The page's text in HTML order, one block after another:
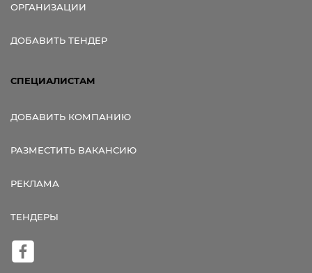
ОРГАНИЗАЦИИ
ДОБАВИТЬ ТЕНДЕР
СПЕЦИАЛИСТАМ
ДОБАВИТЬ КОМПАНИЮ
РАЗМЕСТИТЬ ВАКАНСИЮ
РЕКЛАМА
ТЕНДЕРЫ